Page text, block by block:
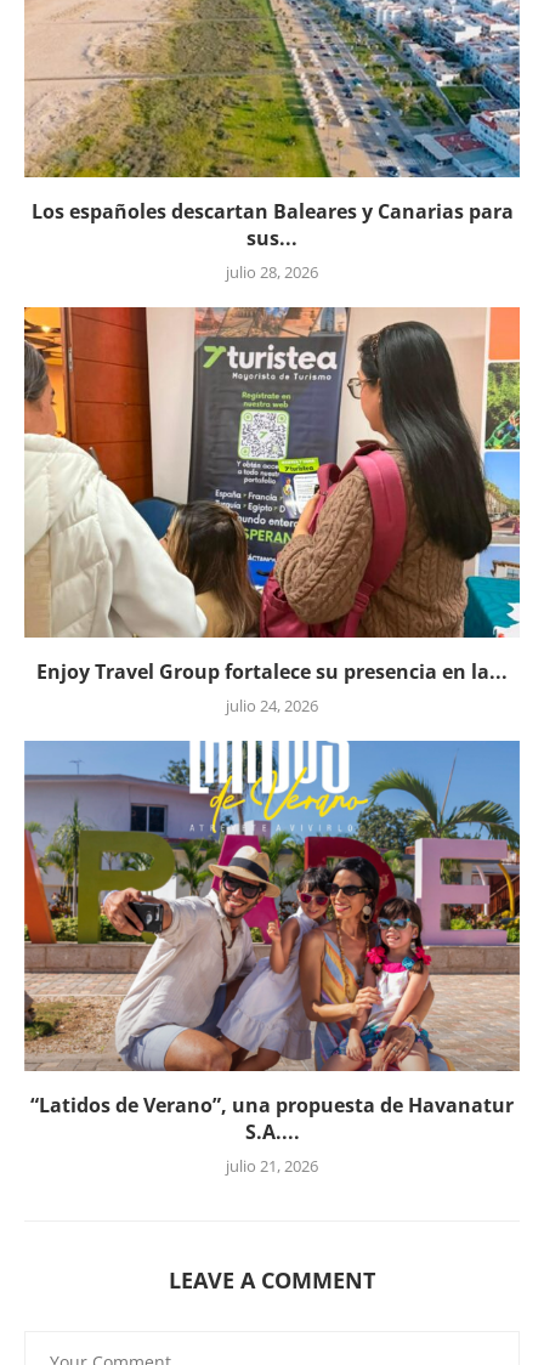
Los españoles descartan Baleares y Canarias para
sus...
julio 28, 2026
Enjoy Travel Group fortalece su presencia en la...
julio 24, 2026
“Latidos de Verano”, una propuesta de Havanatur
S.A....
julio 21, 2026
LEAVE A COMMENT